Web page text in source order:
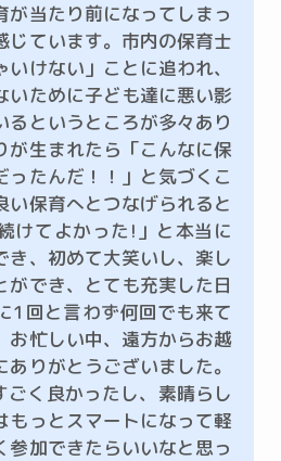
が当たり前になってしまっ
じています。市内の保育士
けない」ことに追われ、
いために子ども達に悪い影
るというところが多々あり
が生まれたら「こんなに保
ったんだ！！」と気づくこ
い保育へとつなげられると
けてよかった!」と本当に
き、初めて大笑いし、楽し
ができ、とても充実した日
1回と言わず何回でも来て
お忙しい中、遠方からお越
りがとうございました。
ごく良かったし、素晴らし
もっとスマートになって軽
参加できたらいいなと思っ